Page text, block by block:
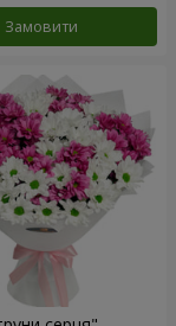
Замовити